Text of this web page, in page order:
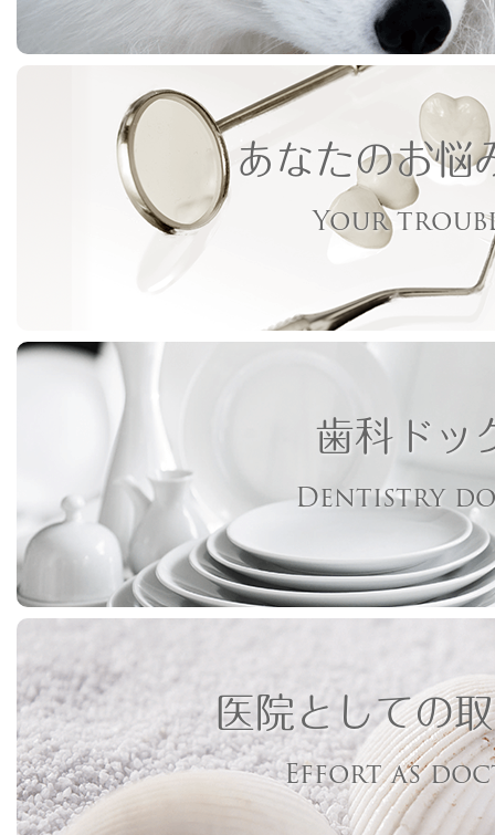
あなたのお悩
Your
歯科ドッ
Dentistry
医院としての
Effort as